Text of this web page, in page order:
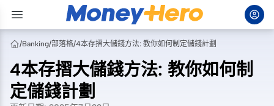
/Banking/部落格/4本存摺大儲錢方法: 教你如何制定儲錢計劃
4本存摺大儲錢方法: 教你如何制
定儲錢計劃